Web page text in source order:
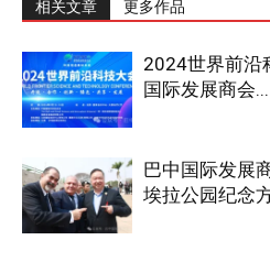
相关文章 更多作品
2024世界前沿
国际发展商会...
巴中国际发展
埃拉公园纪念